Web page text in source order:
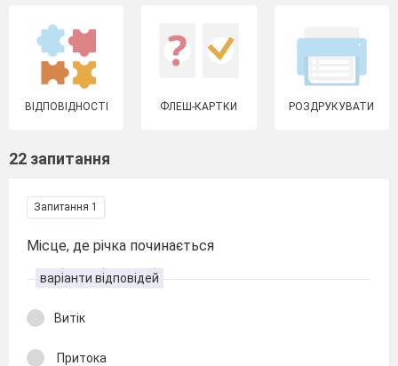
ВІДПОВІДНОСТІ ФЛЕШ-КАРТКИ РОЗДРУКУВАТИ
22 запитання
Запитання 1
Місце, де річка починається
варіанти відповідей
Витік
Притока